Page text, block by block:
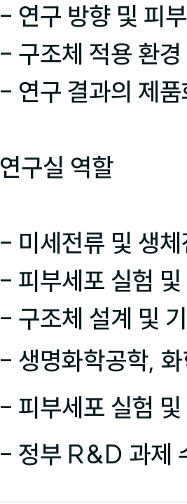
- 연구 방향 및 피
- 구조체 적용 환
- 연구 결과의 제
연구실 역할
- 미세전류 및 생
- 피부세포 실험
- 생명화학공학,
- 피부세포 실험